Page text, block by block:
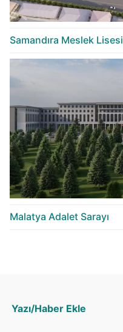
Samandıra Meslek Lisesi
Malatya Adalet Sarayı
Yazı/Haber Ekle